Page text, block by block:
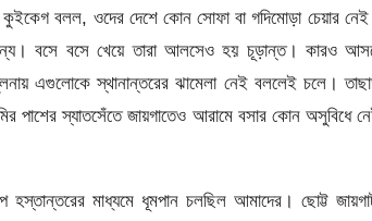
বলল, ওদের দেশে কোন সোফা বা গদিমোড়া চেয়ার
বসে বসে খেয়ে তারা আলসেও হয় চূড়ান্ত। কারও
এগুলোকে স্থানান্তরের ঝামেলা নেই বললেই চলে।
পাশের স্যাতসেঁতে জায়গাতেও আরামে বসার কোন অসুবিধে
হস্তান্তরের মাধ্যমে ধূমপান চলছিল আমাদের। ছোট্ট